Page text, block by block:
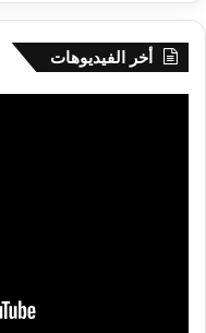
أخر الفيديوهات